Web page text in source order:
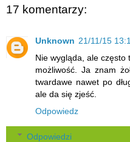
17 komentarzy:
Unknown 21/11/15
Nie wygląda, ale często
możliwość. Ja znam
twardawe nawet po
ale da się zjeść.
Odpowiedz
Odpowiedzi